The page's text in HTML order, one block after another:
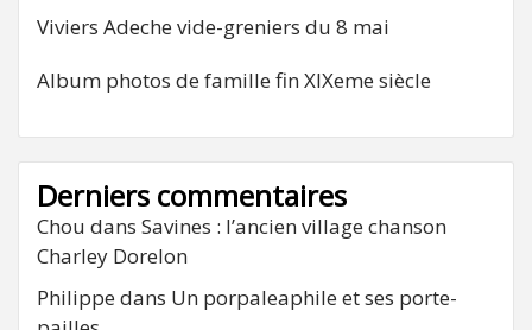
Viviers Adeche vide-greniers du 8 mai
Album photos de famille fin XIXeme siècle
Derniers commentaires
Chou dans Savines : l’ancien village chanson
Charley Dorelon
Philippe dans Un porpaleaphile et ses porte-